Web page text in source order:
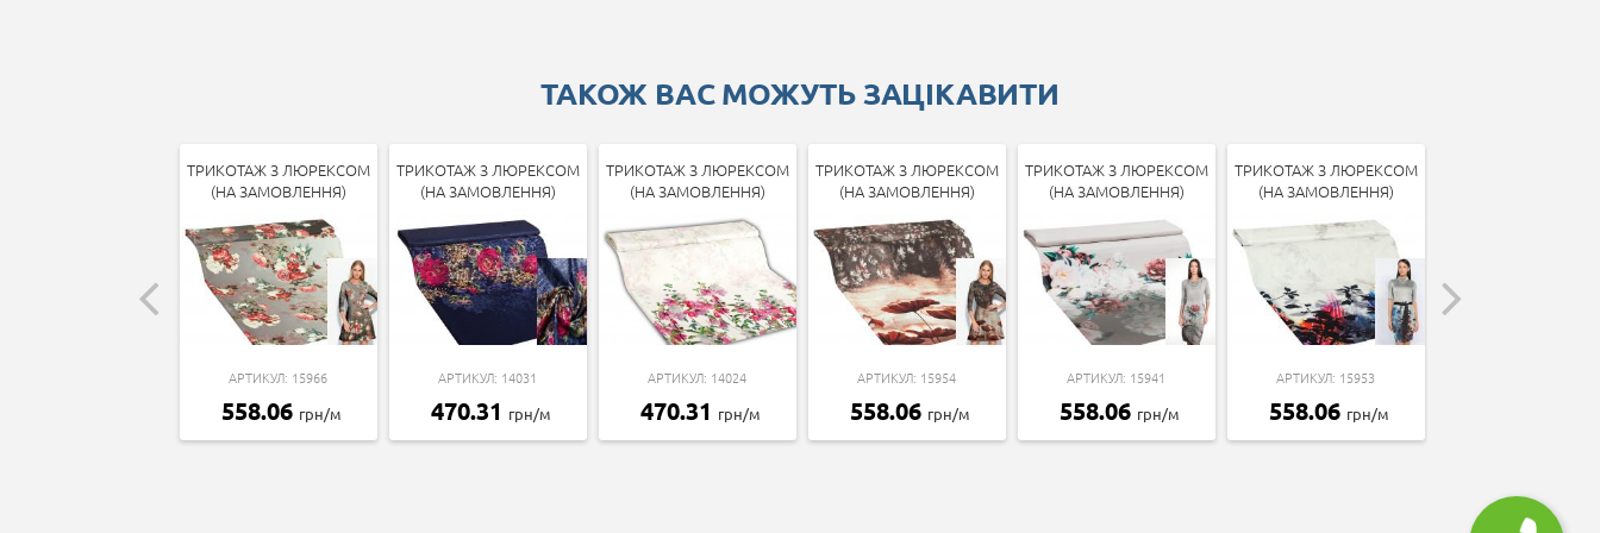
ТАКОЖ ВАС МОЖУТЬ ЗАЦІКАВИТИ
ТРИКОТАЖ З ЛЮРЕКСОМ
(НА ЗАМОВЛЕННЯ)
АРТИКУЛ: 15966
558.06 грн/м
ТРИКОТАЖ З ЛЮРЕКСОМ
(НА ЗАМОВЛЕННЯ)
АРТИКУЛ: 14031
470.31 грн/м
ТРИКОТАЖ З ЛЮРЕКСОМ
(НА ЗАМОВЛЕННЯ)
АРТИКУЛ: 14024
470.31 грн/м
ТРИКОТАЖ З ЛЮРЕКСОМ
(НА ЗАМОВЛЕННЯ)
АРТИКУЛ: 15954
558.06 грн/м
ТРИКОТАЖ З ЛЮРЕКСОМ
(НА ЗАМОВЛЕННЯ)
АРТИКУЛ: 15941
558.06 грн/м
ТРИКОТАЖ З ЛЮРЕКСОМ
(НА ЗАМОВЛЕННЯ)
АРТИКУЛ: 15953
558.06 грн/м